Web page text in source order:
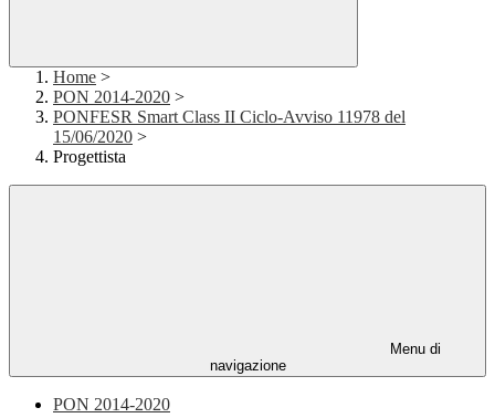
Home >
PON 2014-2020 >
PONFESR Smart Class II Ciclo-Avviso 11978 del
15/06/2020 >
Progettista
Menu di
navigazione
PON 2014-2020